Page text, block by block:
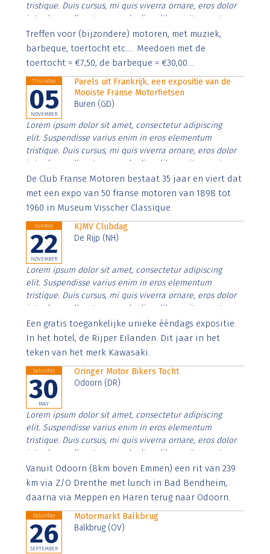
tristique. Duis cursus, mi quis viverra ornare, eros dolor
interdum nulla, ut commodo diam libero vitae erat.
Aenean faucibus nibh et justo cursus id rutrum lorem
imperdiet. Nunc ut sem vitae risus tristique posuere.
Treffen voor (bijzondere) motoren, met muziek,
barbeque, toertocht etc..... Meedoen met de
toertocht = €7,50, de barbeque = €30,00....
Thursday
05
NOVEMBER
Parels uit Frankrijk, een expositie van de
Mooiste Franse Motorfietsen
Buren (GD)
Lorem ipsum dolor sit amet, consectetur adipiscing
elit. Suspendisse varius enim in eros elementum
tristique. Duis cursus, mi quis viverra ornare, eros dolor
interdum nulla, ut commodo diam libero vitae erat.
Aenean faucibus nibh et justo cursus id rutrum lorem
imperdiet. Nunc ut sem vitae risus tristique posuere.
De Club Franse Motoren bestaat 35 jaar en viert dat
met een expo van 50 franse motoren van 1898 tot
1960 in Museum Visscher Classique.
Sunday
22
NOVEMBER
KJMV Clubdag
De Rijp (NH)
Lorem ipsum dolor sit amet, consectetur adipiscing
elit. Suspendisse varius enim in eros elementum
tristique. Duis cursus, mi quis viverra ornare, eros dolor
interdum nulla, ut commodo diam libero vitae erat.
Aenean faucibus nibh et justo cursus id rutrum lorem
imperdiet. Nunc ut sem vitae risus tristique posuere.
Een gratis toegankelijke unieke ééndags expositie.
In het hotel, de Rijper Eilanden. Dit jaar in het
teken van het merk Kawasaki.
Saturday
30
MAY
Oringer Motor Bikers Tocht
Odoorn (DR)
Lorem ipsum dolor sit amet, consectetur adipiscing
elit. Suspendisse varius enim in eros elementum
tristique. Duis cursus, mi quis viverra ornare, eros dolor
interdum nulla, ut commodo diam libero vitae erat.
Aenean faucibus nibh et justo cursus id rutrum lorem
imperdiet. Nunc ut sem vitae risus tristique posuere.
Vanuit Odoorn (8km boven Emmen) een rit van 239
km via Z/O Drenthe met lunch in Bad Bendheim,
daarna via Meppen en Haren terug naar Odoorn.
Saturday
26
SEPTEMBER
Motormarkt Balkbrug
Balkbrug (OV)